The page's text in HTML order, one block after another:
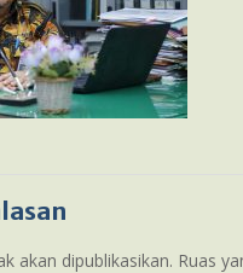
akan dipublikasikan. Ruas